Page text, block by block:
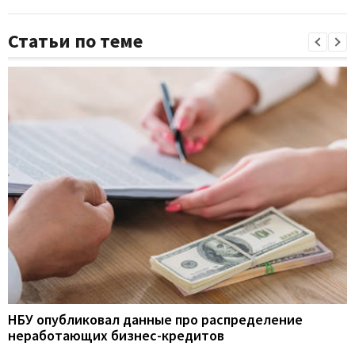
Статьи по теме
НБУ опубликовал данные про распределение
неработающих бизнес-кредитов